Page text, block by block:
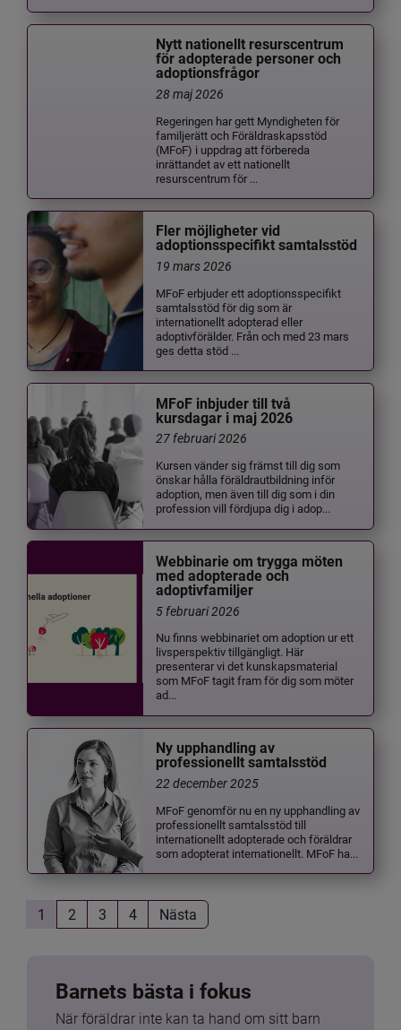
Nytt nationellt resurscentrum
för adopterade personer och
adoptionsfrågor
28 maj 2026
Regeringen har gett Myndigheten för
familjerätt och Föräldraskapsstöd
(MFoF) i uppdrag att förbereda
inrättandet av ett nationellt
resurscentrum för ...
Fler möjligheter vid
adoptionsspecifikt samtalsstöd
19 mars 2026
MFoF erbjuder ett adoptionsspecifikt
samtalsstöd för dig som är
internationellt adopterad eller
adoptivförälder. Från och med 23 mars
ges detta stöd ...
MFoF inbjuder till två
kursdagar i maj 2026
27 februari 2026
Kursen vänder sig främst till dig som
önskar hålla föräldrautbildning inför
adoption, men även till dig som i din
profession vill fördjupa dig i adop...
Webbinarie om trygga möten
med adopterade och
adoptivfamiljer
5 februari 2026
Nu finns webbinariet om adoption ur ett
livsperspektiv tillgängligt. Här
presenterar vi det kunskapsmaterial
som MFoF tagit fram för dig som möter
ad...
Ny upphandling av
professionellt samtalsstöd
22 december 2025
MFoF genomför nu en ny upphandling av
professionellt samtalsstöd till
internationellt adopterade och föräldrar
som adopterat internationellt. MFoF ha...
1 2 3 4 Nästa
Barnets bästa i fokus
När föräldrar inte kan ta hand om sitt barn